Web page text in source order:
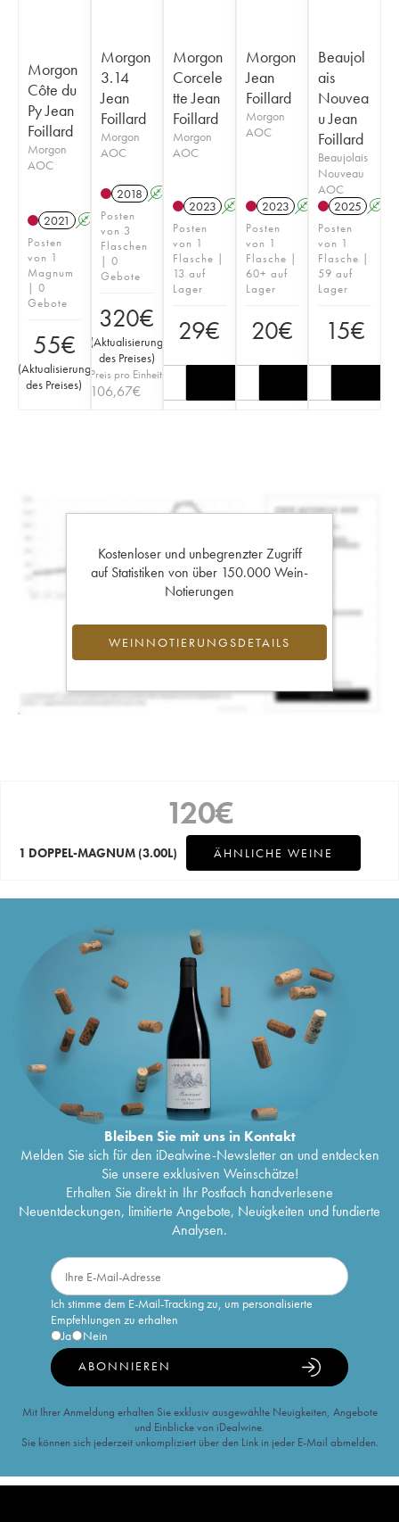
Morgon
Côte du
Py Jean
Foillard
Morgon
AOC
2021 A K
Posten
von 1
Magnum
| 0
Gebote
55€
(Aktualisierung
des Preises)
Morgon
3.14
Jean
Foillard
Morgon
AOC
2018 A
Posten
von 3
Flaschen
| 0
Gebote
320€
(Aktualisierung
des Preises)
Preis pro Einheit
106,67€
Morgon
Corcele
tte Jean
Foillard
Morgon
AOC
2023 A K
Posten
von 1
Flasche |
13 auf
Lager
29€
Morgon
Jean
Foillard
Morgon
AOC
2023 A K
Posten
von 1
Flasche |
60+ auf
Lager
20€
Beaujol
ais
Nouvea
u Jean
Foillard
Beaujolais
Nouveau
AOC
2025 A
Posten
von 1
Flasche |
59 auf
Lager
15€
Kostenloser und unbegrenzter Zugriff
auf Statistiken von über 150.000 Wein-
Notierungen
WEINNOTIERUNGSDETAILS
120€
1 DOPPEL-MAGNUM (3.00L) ÄHNLICHE WEINE
Bleiben Sie mit uns in Kontakt
Melden Sie sich für den iDealwine-Newsletter an und entdecken
Sie unsere exklusiven Weinschätze!
Erhalten Sie direkt in Ihr Postfach handverlesene
Neuentdeckungen, limitierte Angebote, Neuigkeiten und fundierte
Analysen.
Ich stimme dem E-Mail-Tracking zu, um personalisierte
Empfehlungen zu erhalten
Ja
Nein
ABONNIEREN
Mit Ihrer Anmeldung erhalten Sie exklusiv ausgewählte Neuigkeiten, Angebote
und Einblicke von iDealwine.
Sie können sich jederzeit unkompliziert über den Link in jeder E-Mail abmelden.